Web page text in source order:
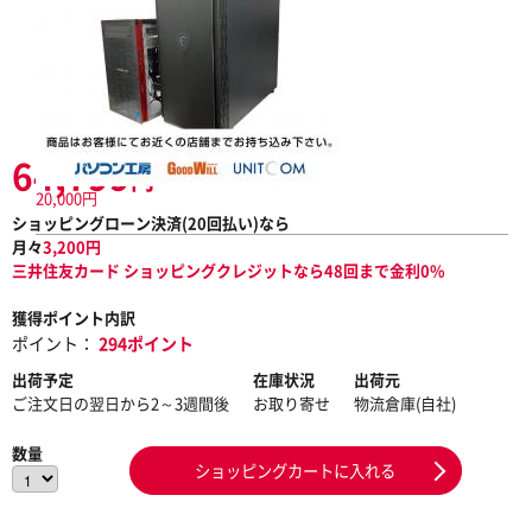
20,000円
64,799円
ショッピングローン決済(20回払い)なら
月々3,200円
三井住友カード ショッピングクレジットなら48回まで金利0%
獲得ポイント内訳
ポイント： 294ポイント
出荷予定
ご注文日の翌日から2～3週間後
在庫状況
お取り寄せ
出荷元
物流倉庫(自社)
数量
ショッピングカートに入れる